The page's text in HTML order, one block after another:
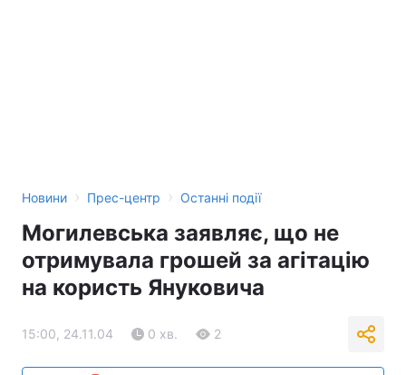
Новини › Прес-центр › Останні події
Могилевська заявляє, що не
отримувала грошей за агітацію
на користь Януковича
15:00, 24.11.04 0 хв. 2